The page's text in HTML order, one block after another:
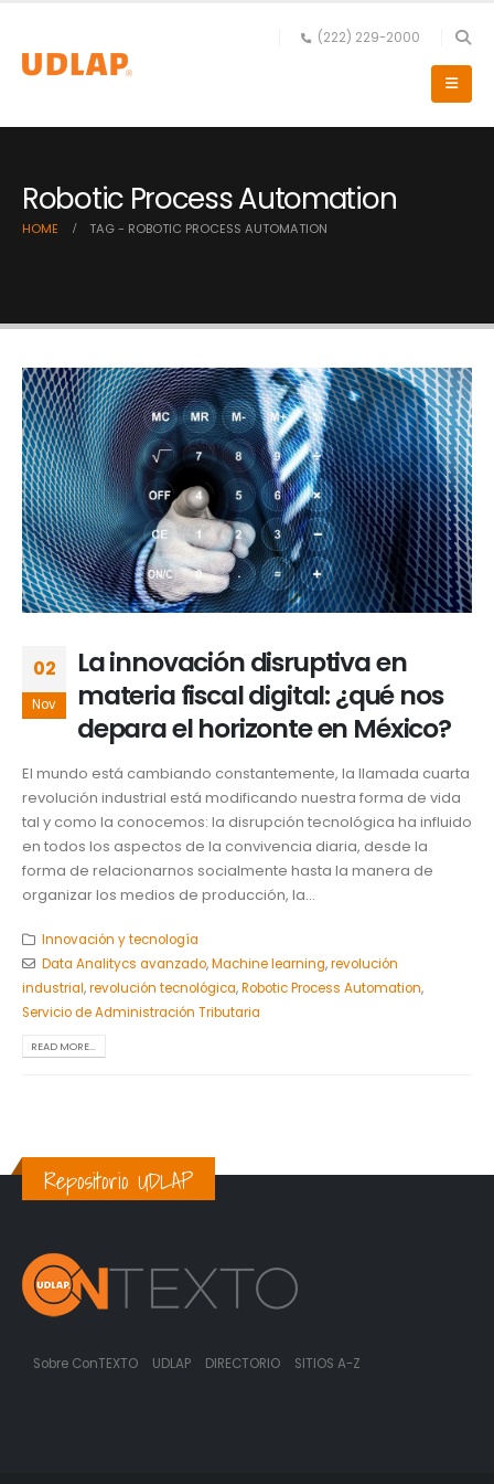
(222) 229-2000
Robotic Process Automation
HOME TAG - ROBOTIC PROCESS AUTOMATION
02
Nov
La innovación disruptiva en
materia fiscal digital: ¿qué nos
depara el horizonte en México?
El mundo está cambiando constantemente, la llamada cuarta
revolución industrial está modificando nuestra forma de vida
tal y como la conocemos: la disrupción tecnológica ha influido
en todos los aspectos de la convivencia diaria, desde la
forma de relacionarnos socialmente hasta la manera de
organizar los medios de producción, la...
Innovación y tecnología
Data Analitycs avanzado,Machine learning,revolución
industrial,revolución tecnológica,Robotic Process Automation,
Servicio de Administración Tributaria
READ MORE...
Repositorio UDLAP
Sobre ConTEXTO UDLAP DIRECTORIO SITIOS A-Z